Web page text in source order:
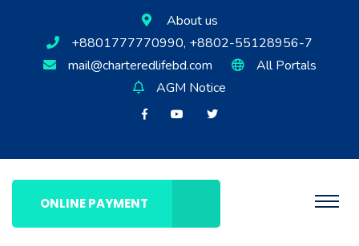
About us
+8801777770990, +8802-55128956-7
mail@charteredlifebd.com
All Portals
AGM Notice
ONLINE PAYMENT